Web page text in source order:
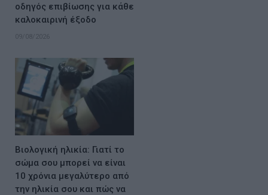
οδηγός επιβίωσης για κάθε
καλοκαιρινή έξοδο
09/08/2026
Βιολογική ηλικία: Γιατί το
σώμα σου μπορεί να είναι
10 χρόνια μεγαλύτερο από
την ηλικία σου και πώς να